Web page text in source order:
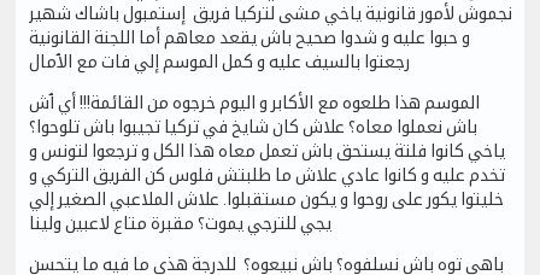
نجموش لأمور قانونية ياخي مشى لتركيا فريق إستمبول باشاك شهير
و حبوا عليه و شدوا صحيح باش يقعد معاهم أما اللجنة القانونية
رجعتوا بالسيف عليه و كمل الموسم إلي فات مع الٱمال
الموسم هذا طلعوه مع الأكابر و اليوم خرجوه من القائمة!!! أي ٱش
باش نعملوا معاه؟ علاش كان شايخ في تركيا تجيبوا باش تلوحوا؟
ياخي كانوا فلتة يستحق باش تعمل معاه هذا الكل و ترجعوا لتونس و
تخدم عليه و كانوا عادي علاش ما طلبتش فلوس كن الفريق التركي و
خليتوا يكور على روحوا و يكون مستقبلوا. علاش الملاعبي الصغير إلي
يجي للترجي يموت؟ مقبرة متاع لاعبين ولينا
باهي توه باش نسلفوه؟ باش نبيعوه؟ للدرجة هذي ما فيه ما يتحسن